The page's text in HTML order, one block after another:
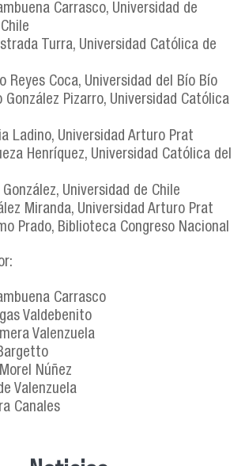
Carrasco, Universidad de
Turra, Universidad Católica de
Reyes Coca, Universidad del Bío Bío
González Pizarro, Universidad Católica
Ladino, Universidad Arturo Prat
Henríquez, Universidad Católica del
Universidad de Chile
Miranda, Universidad Arturo Prat
Prado, Biblioteca Congreso Nacional
Carrasco
Valdebenito
Valenzuela
Núñez
Valenzuela
Canales